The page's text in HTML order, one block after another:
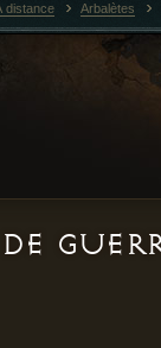
distance Arbalètes